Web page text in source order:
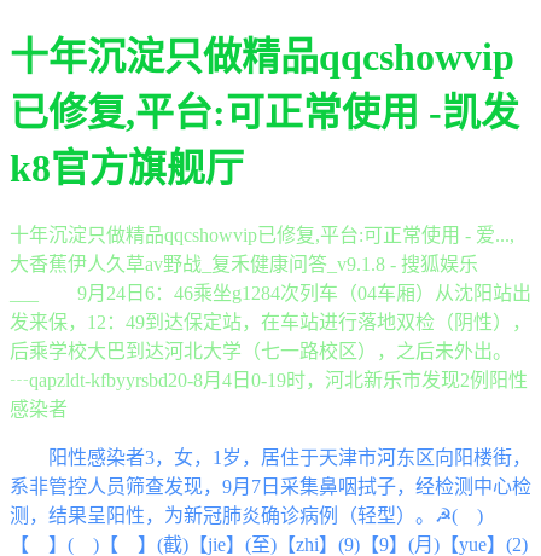
十年沉淀只做精品qqcshowvip
已修复,平台:可正常使用 -凯发
k8官方旗舰厅
十年沉淀只做精品qqcshowvip已修复,平台:可正常使用 - 爱...,
大香蕉伊人久草av野战_复禾健康问答_v9.1.8 - 搜狐娱乐
___ 9月24日6：46乘坐g1284次列车（04车厢）从沈阳站出
发来保，12：49到达保定站，在车站进行落地双检（阴性），
后乘学校大巴到达河北大学（七一路校区），之后未外出。
┄qapzldt-kfbyyrsbd20-8月4日0-19时，河北新乐市发现2例阳性
感染者
阳性感染者3，女，1岁，居住于天津市河东区向阳楼街，
系非管控人员筛查发现，9月7日采集鼻咽拭子，经检测中心检
测，结果呈阳性，为新冠肺炎确诊病例（轻型）。☭( )
【 】( )【 】(截)【jie】(至)【zhi】(9)【9】(月)【yue】(2)